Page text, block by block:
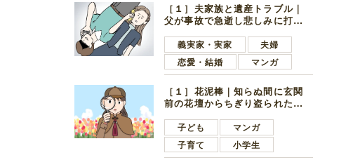
［１］夫家族と遺産トラブル｜
父が事故で急逝し悲しみに打ち
ます夫
義実家・実家
夫婦
恋愛・結婚
マンガ
［１］花泥棒｜知らぬ間に玄関
前の花壇からちぎり盗られたチ
れたショックは大きい
子ども
マンガ
子育て
小学生